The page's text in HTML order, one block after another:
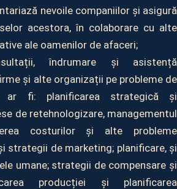
nevoile companiilor și asigură
acestora, în colaborare cu alte
ale oamenilor de afaceri;
îndrumare și asistență
și alte organizații pe probleme de
ar fi: planificarea strategică și
de retehnologizare, managementul
costurilor și alte probleme
strategii de marketing; planificare, și
umane; strategii de compensare și
producției și planificarea